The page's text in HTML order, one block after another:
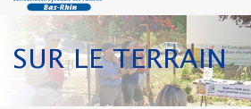
SUR LE TERRAIN